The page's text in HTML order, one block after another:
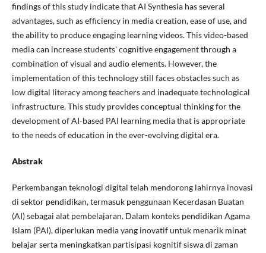
findings of this study indicate that AI Synthesia has several
advantages, such as efficiency in media creation, ease of use, and
the ability to produce engaging learning videos. This video-based
media can increase students' cognitive engagement through a
combination of visual and audio elements. However, the
implementation of this technology still faces obstacles such as
low digital literacy among teachers and inadequate technological
infrastructure. This study provides conceptual thinking for the
development of AI-based PAI learning media that is appropriate
to the needs of education in the ever-evolving digital era.
Abstrak
Perkembangan teknologi digital telah mendorong lahirnya inovasi
di sektor pendidikan, termasuk penggunaan Kecerdasan Buatan
(AI) sebagai alat pembelajaran. Dalam konteks pendidikan Agama
Islam (PAI), diperlukan media yang inovatif untuk menarik minat
belajar serta meningkatkan partisipasi kognitif siswa di zaman